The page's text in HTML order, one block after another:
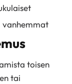
vanhemmat
toisen
tai